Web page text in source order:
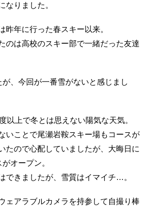
なりました。
昨年に行った春スキー以来。
のは高校のスキー部で一緒だった友達
、今回が一番雪がないと感じまし
以上で冬とは思えない陽気な天気。
いことで尾瀬岩鞍スキー場もコースが
たので心配していましたが、大晦日に
オープン。
できましたが、雪質はイマイチ…。
ェアラブルカメラを持参して自撮り棒